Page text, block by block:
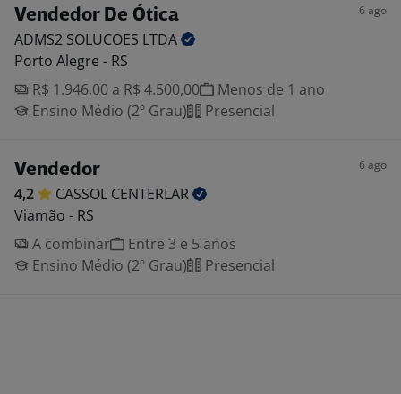
Vendedor De Ótica 6 ago
ADMS2 SOLUCOES LTDA
Porto Alegre - RS
R$ 1.946,00 a R$ 4.500,00
Menos de 1 ano
Ensino Médio (2º Grau)
Presencial
Vendedor 6 ago
4,2 CASSOL CENTERLAR
Viamão - RS
A combinar
Entre 3 e 5 anos
Ensino Médio (2º Grau)
Presencial